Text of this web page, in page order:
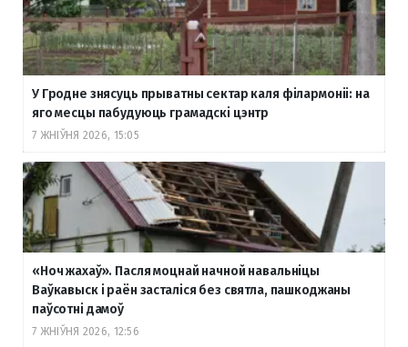
У Гродне знясуць прыватны сектар каля філармоніі: на
яго месцы пабудуюць грамадскі цэнтр
7 ЖНІЎНЯ 2026, 15:05
«Ноч жахаў». Пасля моцнай начной навальніцы
Ваўкавыск і раён засталіся без святла, пашкоджаны
паўсотні дамоў
7 ЖНІЎНЯ 2026, 12:56